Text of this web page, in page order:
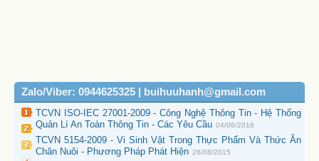
Zalo/Viber: 0944625325 | buihuuhanh@gmail.com
TCVN ISO-IEC 27001-2009 - Công Nghệ Thông Tin - Hệ Thống
Quản Lí An Toàn Thông Tin - Các Yêu Cầu 04/06/2016
TCVN 5154-2009 - Vi Sinh Vật Trong Thực Phẩm Và Thức Ăn
Chăn Nuôi - Phương Pháp Phát Hiện 26/08/2015